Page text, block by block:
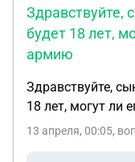
считаться с
25,26,29,30
выходные и срок
неустойку
оплаты после
контракта в
Здравствуйте,
будет 18 лет,
армию
Здравствуйте,
18 лет, могут ли
13 апреля, 00:05,